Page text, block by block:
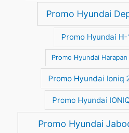
Promo Hyundai
Promo Hyundai
Promo Hyundai
Promo Hyundai Ioniq
Promo Hyundai
Promo Hyundai